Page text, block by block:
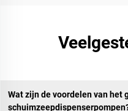
Wat zijn de voordelen van het